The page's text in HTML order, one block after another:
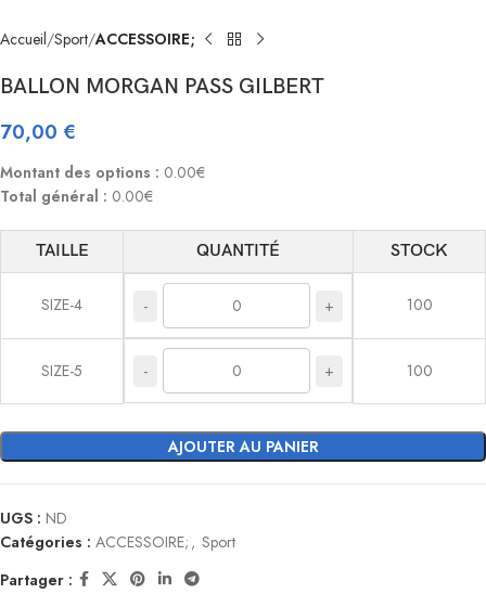
Accueil Sport ACCESSOIRE;
BALLON MORGAN PASS GILBERT
70,00 €
Montant des options : 0.00€
Total général : 0.00€
TAILLE QUANTITÉ STOCK
SIZE-4 - + 100
SIZE-5 - + 100
AJOUTER AU PANIER
UGS : ND
Catégories : ACCESSOIRE; , Sport
Partager :